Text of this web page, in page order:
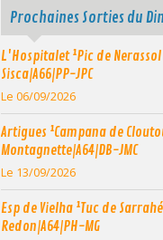
Prochaines Sorties du
L'Hospitalet ¹Pic de
Sisca|A66|PP-JPC
Le 06/09/2026
Artigues ¹Campana de
Montagnette|A64|DB-JMC
Le 13/09/2026
Esp de Vielha ¹Tuc de
Redon|A64|PH-MG